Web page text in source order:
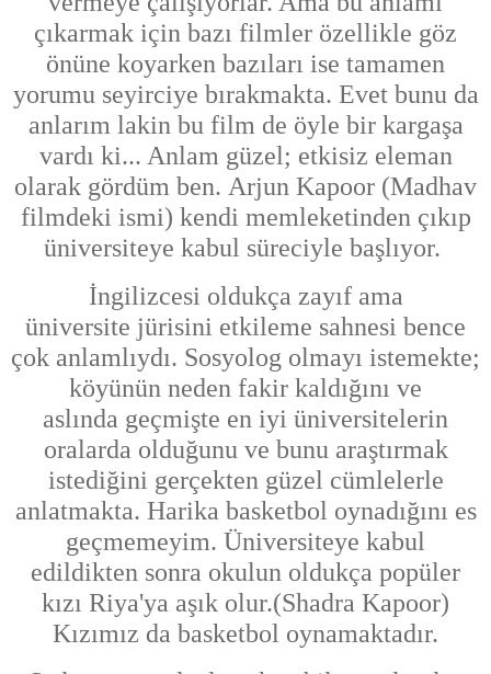
çıkarmak için bazı filmler özellikle göz
önüne koyarken bazıları ise tamamen
yorumu seyirciye bırakmakta. Evet bunu da
anlarım lakin bu film de öyle bir kargaşa
vardı ki... Anlam güzel; etkisiz eleman
olarak gördüm ben. Arjun Kapoor (Madhav
filmdeki ismi) kendi memleketinden çıkıp
üniversiteye kabul süreciyle başlıyor.
İngilizcesi oldukça zayıf ama
üniversite jürisini etkileme sahnesi bence
çok anlamlıydı. Sosyolog olmayı istemekte;
köyünün neden fakir kaldığını ve
aslında geçmişte en iyi üniversitelerin
oralarda olduğunu ve bunu araştırmak
istediğini gerçekten güzel cümlelerle
anlatmakta. Harika basketbol oynadığını es
geçmemeyim. Üniversiteye kabul
edildikten sonra okulun oldukça popüler
kızı Riya'ya aşık olur.(Shadra Kapoor)
Kızımız da basketbol oynamaktadır.